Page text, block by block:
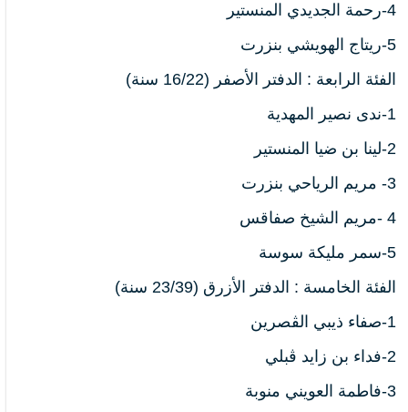
4- رحمة الجديدي المنستير
5- ريتاج الهويشي بنزرت
الفئة الرابعة : الدفتر الأصفر (16/22 سنة)
1- ندى نصير المهدية
2- لينا بن ضيا المنستير
3-
مريم الرياحي بنزرت
4 - مريم الشيخ صفاقس
5- سمر مليكة سوسة
الفئة الخامسة : الدفتر الأزرق (23/39 سنة)
1- صفاء ذيبي الڨصرين
2- فداء بن زايد ڨبلي
3- فاطمة العويني منوبة